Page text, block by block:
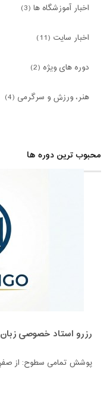
اخبار آموزشگاه ها (3)
اخبار سایت (11)
دوره های ویژه (2)
هنر، ورزش و سرگرمی (4)
محبوب ترین دوره ها